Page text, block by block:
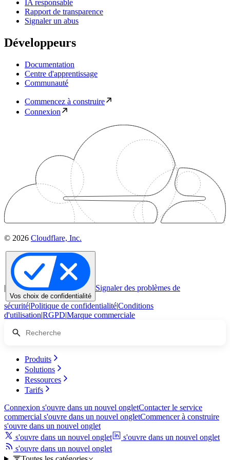
IA responsable
Rapport de transparence
Signaler un abus
Développeurs
Documentation
Centre d'apprentissage
Communauté
Commencez à construire
Connexion
© 2026 Cloudflare, Inc.
|
Vos choix de confidentialité
Signaler des problèmes de
sécurité|Politique de confidentialité|Conditions
d'utilisation|RGPD|Marque commerciale
Produits
Solutions
Ressources
Tarifs
Connexion s'ouvre dans un nouvel ongletContacter le service
commercial s'ouvre dans un nouvel ongletCommencer à construire
s'ouvre dans un nouvel onglet
s'ouvre dans un nouvel onglet
s'ouvre dans un nouvel onglet
s'ouvre dans un nouvel onglet